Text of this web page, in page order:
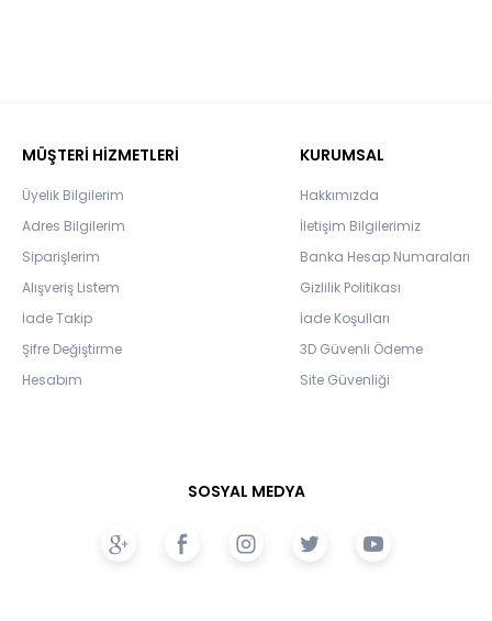
MÜŞTERİ HİZMETLERİ
Üyelik Bilgilerim
Adres Bilgilerim
Siparişlerim
Alışveriş Listem
İade Takip
Şifre Değiştirme
Hesabım
KURUMSAL
Hakkımızda
İletişim Bilgilerimiz
Banka Hesap Numaraları
Gizlilik Politikası
İade Koşulları
3D Güvenli Ödeme
Site Güvenliği
SOSYAL MEDYA